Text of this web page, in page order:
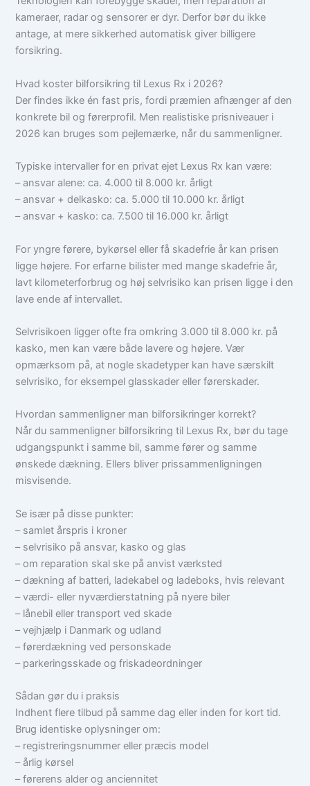
kameraer, radar og sensorer er dyr. Derfor bør du ikke
antage, at mere sikkerhed automatisk giver billigere
forsikring.
Hvad koster bilforsikring til Lexus Rx i 2026?
Der findes ikke én fast pris, fordi præmien afhænger af den
konkrete bil og førerprofil. Men realistiske prisniveauer i
2026 kan bruges som pejlemærke, når du sammenligner.
Typiske intervaller for en privat ejet Lexus Rx kan være:
– ansvar alene: ca. 4.000 til 8.000 kr. årligt
– ansvar + delkasko: ca. 5.000 til 10.000 kr. årligt
– ansvar + kasko: ca. 7.500 til 16.000 kr. årligt
For yngre førere, bykørsel eller få skadefrie år kan prisen
ligge højere. For erfarne bilister med mange skadefrie år,
lavt kilometerforbrug og høj selvrisiko kan prisen ligge i den
lave ende af intervallet.
Selvrisikoen ligger ofte fra omkring 3.000 til 8.000 kr. på
kasko, men kan være både lavere og højere. Vær
opmærksom på, at nogle skadetyper kan have særskilt
selvrisiko, for eksempel glasskader eller førerskader.
Hvordan sammenligner man bilforsikringer korrekt?
Når du sammenligner bilforsikring til Lexus Rx, bør du tage
udgangspunkt i samme bil, samme fører og samme
ønskede dækning. Ellers bliver prissammenligningen
misvisende.
Se især på disse punkter:
– samlet årspris i kroner
– selvrisiko på ansvar, kasko og glas
– om reparation skal ske på anvist værksted
– dækning af batteri, ladekabel og ladeboks, hvis relevant
– værdi- eller nyværdierstatning på nyere biler
– lånebil eller transport ved skade
– vejhjælp i Danmark og udland
– førerdækning ved personskade
– parkeringsskade og friskadeordninger
Sådan gør du i praksis
Indhent flere tilbud på samme dag eller inden for kort tid.
Brug identiske oplysninger om:
– registreringsnummer eller præcis model
– årlig kørsel
– førerens alder og anciennitet